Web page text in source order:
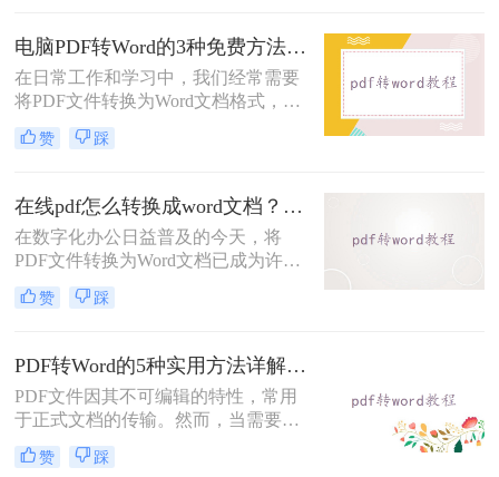
题。
电脑PDF转Word的3种免费方法实测：含效果对比与适用场景说明！
在日常工作和学习中，我们经常需要
将PDF文件转换为Word文档格式，以
便进行编辑和修改。那么电脑pdf怎么
转word文档格式免费呢？本文将介绍
现PDF到Word的转换。
赞 踩
在线pdf怎么转换成word文档？PDF猫与转转大师2种在线工具使用指南与功能对比！
在数字化办公日益普及的今天，将
PDF文件转换为Word文档已成为许多
职场人士和学生群体的日常需求。
PDF格式虽然便于分享和保持格式一
找到一种高效、便捷的在线转换方法
显得尤为重要。那么在线pdf怎么转换
成word文档呢？本文将介绍两种在线
将PDF转换成Word文档的方法。
赞 踩
PDF转Word的5种实用方法详解：含扫描件OCR处理与格式校对指南！
PDF文件因其不可编辑的特性，常用
于正式文档的传输。然而，当需要对
PDF内容进行修改时，将其转换为可
编辑的Word文档是必要的。那么pdf
赞 踩